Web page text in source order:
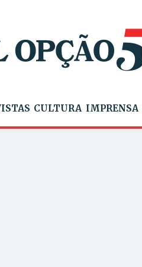
CULTURA IMPRENSA